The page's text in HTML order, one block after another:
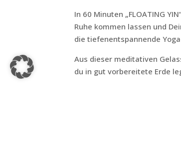
In 60 Minuten „FLOATING
Ruhe kommen lassen und
die tiefenentspannende
Aus dieser meditativen
du in gut vorbereitete Erde